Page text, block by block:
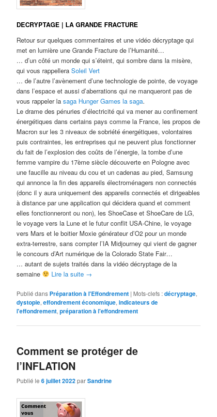
DECRYPTAGE | LA GRANDE FRACTURE
Retour sur quelques commentaires et une vidéo décryptage qui
met en lumière une Grande Fracture de l’Humanité…
… d’un côté un monde qui s’éteint, qui sombre dans la misère,
qui vous rappelleraSoleil Vert
… de l’autre l’avènement d’une technologie de pointe, de voyage
dans l’espace et aussi d’aberrations qui ne manqueront pas de
vous rappeler lasaga Hunger Games la saga.
Le drame des pénuries d’électricité qui va mener au confinement
énergétiques dans certains pays comme la France, les propos de
Macron sur les 3 niveaux de sobriété énergétiques, volontaires
puis contraintes, les entreprises qui ne peuvent plus fonctionner
du fait de l’explosion des coûts de l’énergie, la tombe d’une
femme vampire du 17ème siècle découverte en Pologne avec
une faucille au niveau du cou et un cadenas au pied, Samsung
qui annonce la fin des appareils électroménagers non connectés
(donc il y aura uniquement des appareils connectés et dirigeables
à distance par une application qui décidera quand et comment
elles fonctionneront ou non), les ShoeCase et ShoeCare de LG,
le voyage vers la Lune et le futur conflit USA-Chine, le voyage
vers Mars et le boitier Moxie générateur d’O2 pour un monde
extra-terrestre, sans compter l’IA Midjourney qui vient de gagner
le concours d’Art numérique de la Colorado State Fair…
… autant de sujets traités dans la vidéo décryptage de la
semaine
Lire la suite →
Publié dans Préparation à l'Effondrement | Mots-clefs :décryptage,
dystopie,effondrement économique,indicateurs de
l'effondrement,préparation à l'effondrement
Comment se protéger de
l’INFLATION
Publié le6 juillet 2022parSandrine